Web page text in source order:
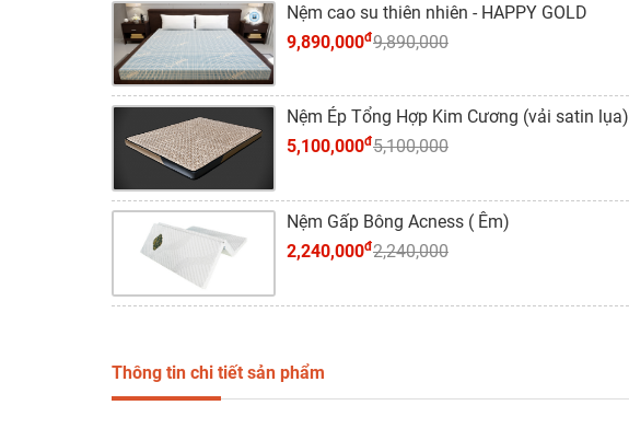
Nệm cao su thiên nhiên - HAPPY GOLD
9,890,000đ9,890,000
Nệm Ép Tổng Hợp Kim Cương (vải satin lụa)
5,100,000đ5,100,000
Nệm Gấp Bông Acness ( Êm)
2,240,000đ2,240,000
Thông tin chi tiết sản phẩm